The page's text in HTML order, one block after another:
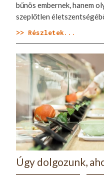
bűnös embernek, hanem
szeplőtlen
>> Részletek...
Úgy dolgozunk,